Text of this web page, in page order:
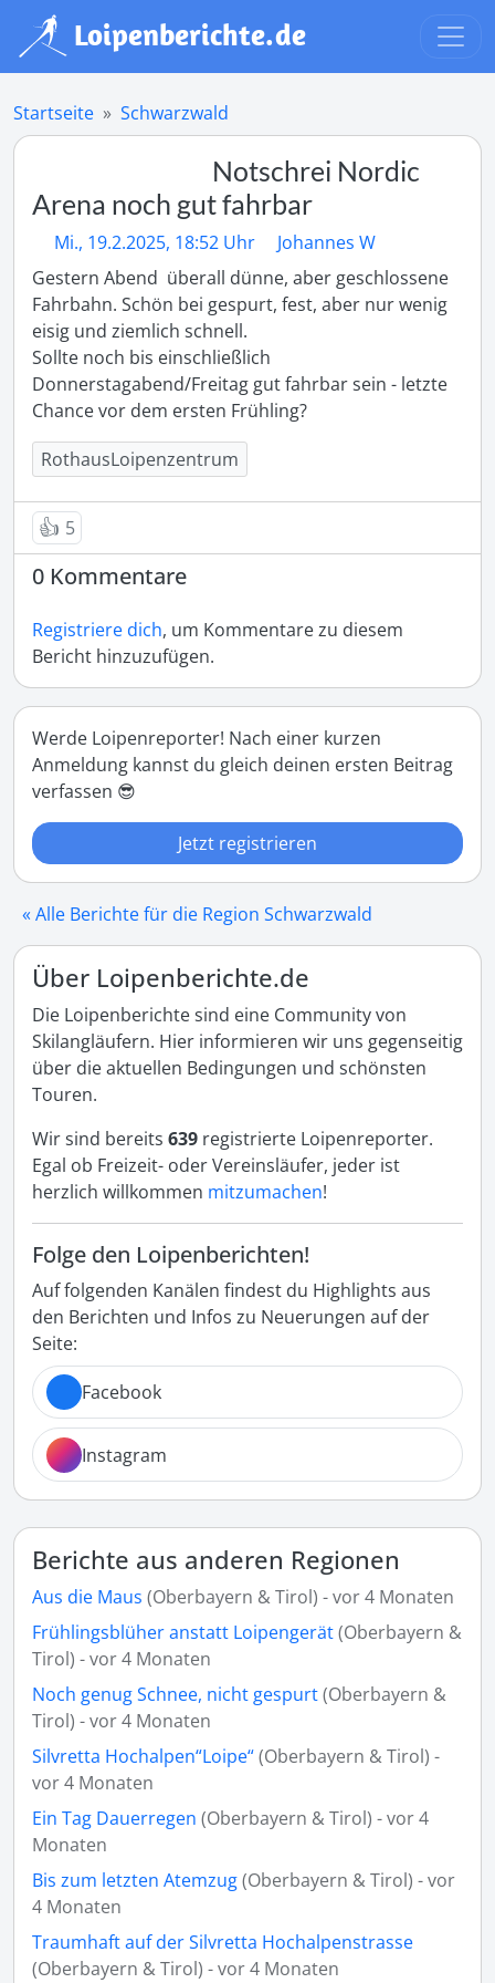
Startseite Schwarzwald
Notschrei Nordic
Arena noch gut fahrbar
Mi., 19.2.2025, 18:52 Uhr
Johannes W
Gestern Abend  überall dünne, aber geschlossene
Fahrbahn. Schön bei gespurt, fest, aber nur wenig
eisig und ziemlich schnell.
Sollte noch bis einschließlich
Donnerstagabend/Freitag gut fahrbar sein - letzte
RothausLoipenzentrum
👍 5
0 Kommentare
Registriere dich, um Kommentare zu diesem
Bericht hinzuzufügen.
Werde Loipenreporter! Nach einer kurzen
Anmeldung kannst du gleich deinen ersten Beitrag
verfassen 😎
Jetzt registrieren
« Alle Berichte für die Region Schwarzwald
Über Loipenberichte.de
Die Loipenberichte sind eine Community von
Skilangläufern. Hier informieren wir uns gegenseitig
über die aktuellen Bedingungen und schönsten
Touren.
Wir sind bereits 639 registrierte Loipenreporter.
Egal ob Freizeit- oder Vereinsläufer, jeder ist
herzlich willkommen mitzumachen!
Folge den Loipenberichten!
Auf folgenden Kanälen findest du Highlights aus
den Berichten und Infos zu Neuerungen auf der
Seite:
Facebook
Instagram
Berichte aus anderen Regionen
Aus die Maus (Oberbayern & Tirol) - vor 4 Monaten
Frühlingsblüher anstatt Loipengerät(Oberbayern &
Tirol) - vor 4 Monaten
Noch genug Schnee, nicht gespurt(Oberbayern &
Tirol) - vor 4 Monaten
Silvretta Hochalpen“Loipe“(Oberbayern & Tirol) -
vor 4 Monaten
Ein Tag Dauerregen (Oberbayern & Tirol) - vor 4
Monaten
Bis zum letzten Atemzug(Oberbayern & Tirol) - vor
4 Monaten
Traumhaft auf der Silvretta Hochalpenstrasse
(Oberbayern & Tirol) - vor 4 Monaten